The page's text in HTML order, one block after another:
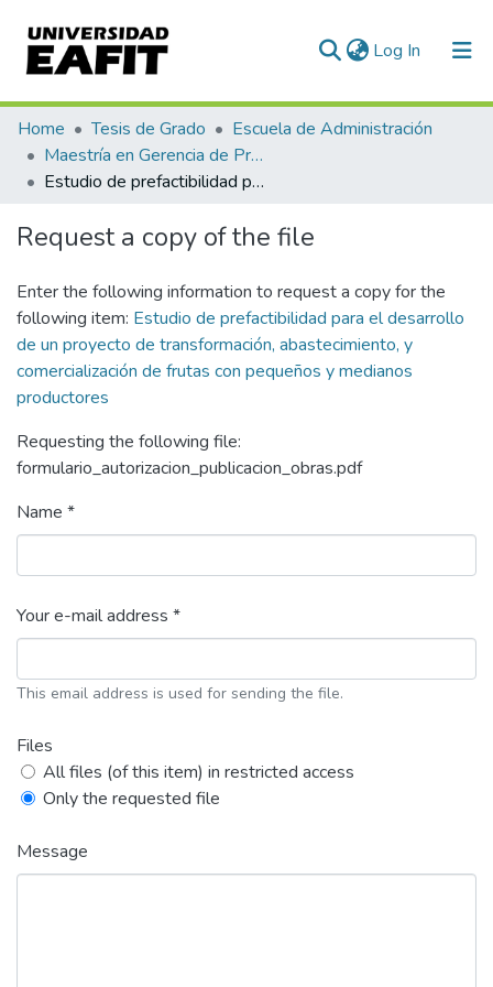
Log In (current)
Communities & Collections
All of DSpace
Home Tesis de Grado
Escuela de Administración
Maestría en Gerencia de Proyectos (Tesis)
Estudio de prefactibilidad para el desarrollo de un proyecto de transformación, abastecimiento, y comercialización de frutas con pequeños y medianos productores
Request a copy of the file
Enter the following information to request a copy for the
following item: Estudio de prefactibilidad para el desarrollo
de un proyecto de transformación, abastecimiento, y
comercialización de frutas con pequeños y medianos
productores
Requesting the following file:
formulario_autorizacion_publicacion_obras.pdf
Name *
Your e-mail address *
This email address is used for sending the file.
Files
All files (of this item) in restricted access
Only the requested file
Message